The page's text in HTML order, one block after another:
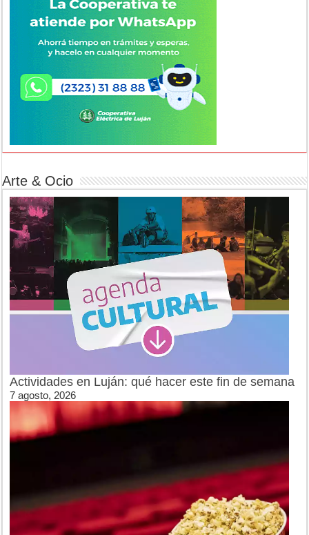
Arte & Ocio
Actividades en Luján: qué hacer este fin de semana
7 agosto, 2026